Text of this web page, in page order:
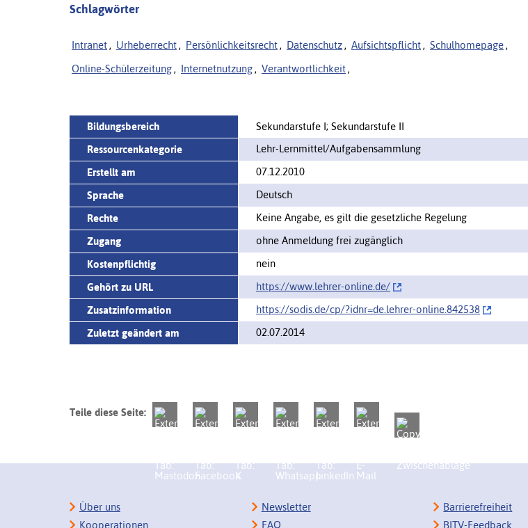
Schlagwörter
Intranet , Urheberrecht , Persönlichkeitsrecht , Datenschutz , Aufsichtspflicht , Schulhomepage ,
Online-Schülerzeitung , Internetnutzung , Verantwortlichkeit ,
Bildungsbereich
Sekundarstufe I; Sekundarstufe II
Ressourcenkategorie
Lehr-Lernmittel/Aufgabensammlung
Erstellt am
07.12.2010
Sprache
Deutsch
Rechte
Keine Angabe, es gilt die gesetzliche Regelung
Zugang
ohne Anmeldung frei zugänglich
Kostenpflichtig
nein
Gehört zu URL
https://www.lehrer-online.de/‌
Zusatzinformation
https://sodis.de/cp/‌?idnr=de.lehrer-online.842538
Zuletzt geändert am
02.07.2014
Teile diese Seite:
Über uns
Kooperationen
Newsletter
FAQ
Barrierefreiheit
BITV-Feedback